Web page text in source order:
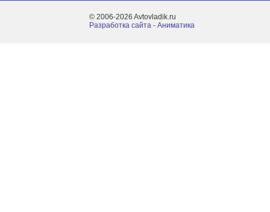
© 2006-2026 Avtovladik.ru
Разработка сайта - Aниматика